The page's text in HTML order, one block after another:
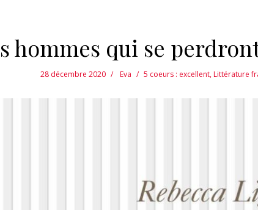
hommes qui se
28 décembre 2020 Eva 5 coeurs : excellent,Littérature